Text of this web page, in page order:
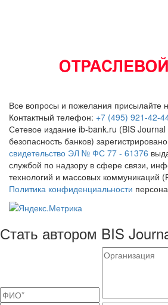
Все вопросы и пожелания присылайте
Контактный телефон: +7 (495) 921-42-
Сетевое издание ib-bank.ru (BIS
безопасность банков)
свидетельство ЭЛ № ФС 77 - 61376
службой по надзору в сфере связи,
технологий и массовых коммуникаций
Политика конфиденциальности
Стать автором BIS